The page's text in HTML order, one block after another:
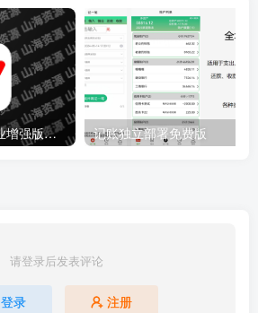
WPS2019免激活专业增强版温州大学版(可使用云文档) 记账独立部署免费版
请登录后发表评论
登录 注册